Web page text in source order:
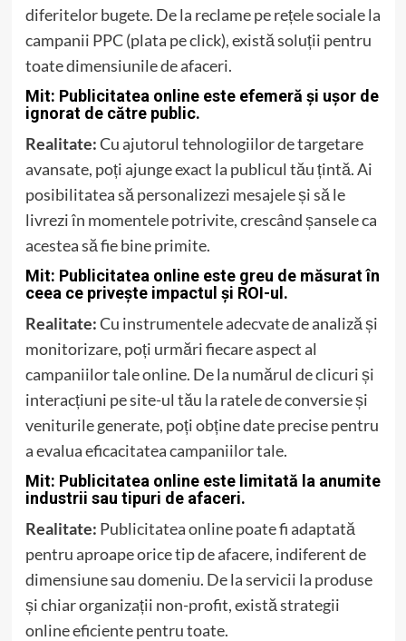
diferitelor bugete. De la reclame pe rețele sociale la
campanii PPC (plata pe click), există soluții pentru
toate dimensiunile de afaceri.
Mit: Publicitatea online este efemeră și ușor de
ignorat de către public.
Realitate:Cu ajutorul tehnologiilor de targetare
avansate, poți ajunge exact la publicul tău țintă. Ai
posibilitatea să personalizezi mesajele și să le
livrezi în momentele potrivite, crescând șansele ca
acestea să fie bine primite.
Mit: Publicitatea online este greu de măsurat în
ceea ce privește impactul și ROI-ul.
Realitate:Cu instrumentele adecvate de analiză și
monitorizare, poți urmări fiecare aspect al
campaniilor tale online. De la numărul de clicuri și
interacțiuni pe site-ul tău la ratele de conversie și
veniturile generate, poți obține date precise pentru
a evalua eficacitatea campaniilor tale.
Mit: Publicitatea online este limitată la anumite
industrii sau tipuri de afaceri.
Realitate: Publicitatea online poate fi adaptată
pentru aproape orice tip de afacere, indiferent de
dimensiune sau domeniu. De la servicii la produse
și chiar organizații non-profit, există strategii
online eficiente pentru toate.